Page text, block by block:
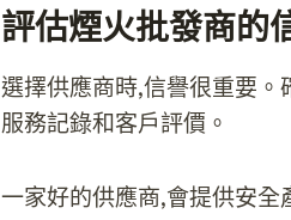
評估煙火批發商的
選擇供應商時,信譽很重要
服務記錄和客戶評價。
一家好的供應商,會提供安全